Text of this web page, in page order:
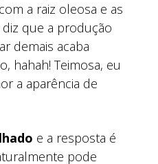
a raiz oleosa e as
que a produção
demais acaba
hahah! Teimosa, eu
a aparência de
e a resposta é
pode